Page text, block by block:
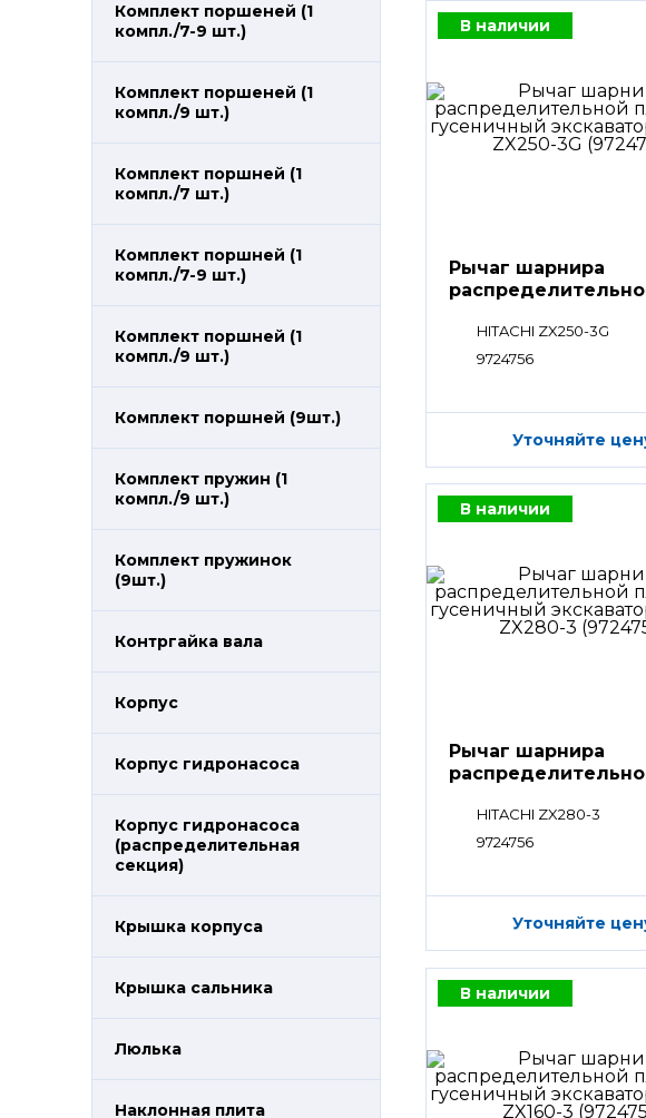
Комплект поршеней (1
компл./7-9 шт.)
Комплект поршеней (1
компл./9 шт.)
Комплект поршней (1
компл./7 шт.)
Комплект поршней (1
компл./7-9 шт.)
Комплект поршней (1
компл./9 шт.)
Комплект поршней (9шт.)
Комплект пружин (1
компл./9 шт.)
Комплект пружинок
(9шт.)
Контргайка вала
Корпус
Корпус гидронасоса
Корпус гидронасоса
(распределительная
секция)
Крышка корпуса
Крышка сальника
Люлька
Наклонная плита
В наличии
Рычаг шарнира
HITACHI ZX250-3G
9724756
Уточняйте
В наличии
Рычаг шарнира
HITACHI ZX280-3
9724756
Уточняйте
В наличии